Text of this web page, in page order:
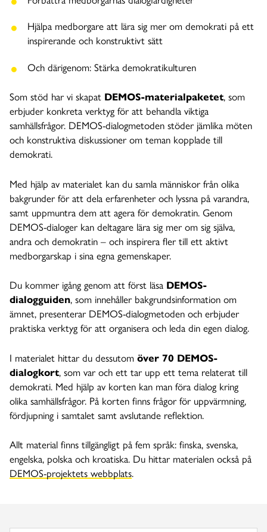
Hjälpa medborgare att lära sig mer om demokrati på ett
inspirerande och konstruktivt sätt
Och därigenom: Stärka demokratikulturen
Som stöd har vi skapat DEMOS-materialpaketet, som
erbjuder konkreta verktyg för att behandla viktiga
samhällsfrågor. DEMOS-dialogmetoden stöder jämlika möten
och konstruktiva diskussioner om teman kopplade till
demokrati.
Med hjälp av materialet kan du samla människor från olika
bakgrunder för att dela erfarenheter och lyssna på varandra,
samt uppmuntra dem att agera för demokratin. Genom
DEMOS-dialoger kan deltagare lära sig mer om sig själva,
andra och demokratin – och inspirera fler till ett aktivt
medborgarskap i sina egna gemenskaper.
Du kommer igång genom att först läsa DEMOS-
dialogguiden, som innehåller bakgrundsinformation om
ämnet, presenterar DEMOS-dialogmetoden och erbjuder
praktiska verktyg för att organisera och leda din egen dialog.
I materialet hittar du dessutom över 70 DEMOS-
dialogkort, som var och ett tar upp ett tema relaterat till
demokrati. Med hjälp av korten kan man föra dialog kring
olika samhällsfrågor. På korten finns frågor för uppvärmning,
fördjupning i samtalet samt avslutande reflektion.
Allt material finns tillgängligt på fem språk: finska, svenska,
engelska, polska och kroatiska. Du hittar materialen också på
DEMOS-projektets webbplats.